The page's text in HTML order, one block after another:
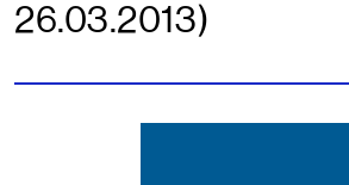
26.03.2013)